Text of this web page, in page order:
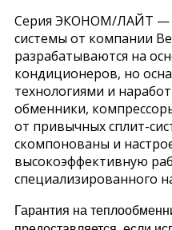
Серия ЭКОНОМ/ЛАЙТ —
системы от компании
разрабатываются на
кондиционеров, но
технологиями и
обменники,
от привычных сплит-
скомпонованы и
высокоэффективную
специализированного
Гарантия на